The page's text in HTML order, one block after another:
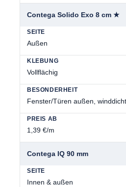
Contega Solido Exo 8 cm ★
Außen
Vollflächig
Fenster/Türen außen,
1,39 €/m
Contega IQ 90 mm
Innen & außen